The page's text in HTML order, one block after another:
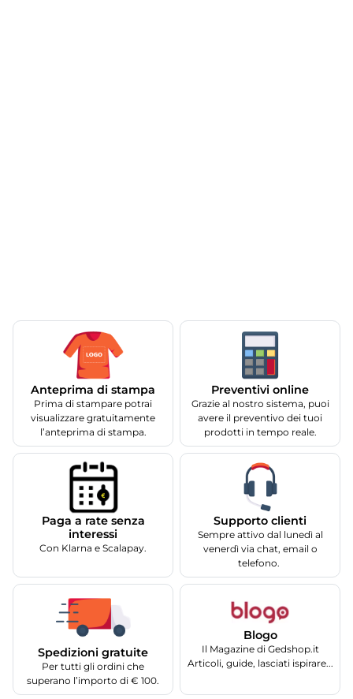
Anteprima di stampa
Prima di stampare potrai
visualizzare gratuitamente
l’anteprima di stampa.
Preventivi online
Grazie al nostro sistema, puoi
avere il preventivo dei tuoi
prodotti in tempo reale.
Paga a rate senza
interessi
Con Klarna e Scalapay.
Supporto clienti
Sempre attivo dal lunedì al
venerdì via chat, email o
telefono.
Spedizioni gratuite
Per tutti gli ordini che
superano l’importo di € 100.
Blogo
Il Magazine di Gedshop.it
Articoli, guide, lasciati ispirare...